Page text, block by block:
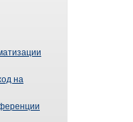
на